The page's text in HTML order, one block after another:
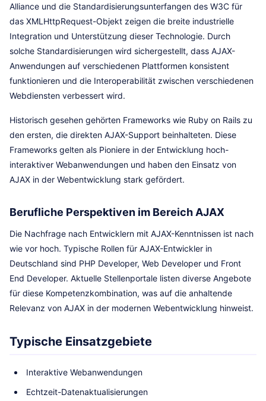
Alliance und die Standardisierungsunterfangen des W3C für
das XMLHttpRequest-Objekt zeigen die breite industrielle
Integration und Unterstützung dieser Technologie. Durch
solche Standardisierungen wird sichergestellt, dass AJAX-
Anwendungen auf verschiedenen Plattformen konsistent
funktionieren und die Interoperabilität zwischen verschiedenen
Webdiensten verbessert wird.
Historisch gesehen gehörten Frameworks wie Ruby on Rails zu
den ersten, die direkten AJAX-Support beinhalteten. Diese
Frameworks gelten als Pioniere in der Entwicklung hoch-
interaktiver Webanwendungen und haben den Einsatz von
AJAX in der Webentwicklung stark gefördert.
Berufliche Perspektiven im Bereich AJAX
Die Nachfrage nach Entwicklern mit AJAX-Kenntnissen ist nach
wie vor hoch. Typische Rollen für AJAX-Entwickler in
Deutschland sind PHP Developer, Web Developer und Front
End Developer. Aktuelle Stellenportale listen diverse Angebote
für diese Kompetenzkombination, was auf die anhaltende
Relevanz von AJAX in der modernen Webentwicklung hinweist.
Typische Einsatzgebiete
Interaktive Webanwendungen
Echtzeit-Datenaktualisierungen